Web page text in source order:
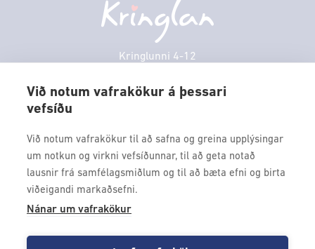
Við notum vafrakökur á þessari
vefsíðu
Við notum vafrakökur til að safna og greina upplýsingar
um notkun og virkni vefsíðunnar, til að geta notað
lausnir frá samfélagsmiðlum og til að bæta efni og birta
viðeigandi markaðsefni.
Nánar um vafrakökur
Kringlunni 4-12
kringlan@kringlan.is
Persónuverndarstefna
Borgarleikhúsið
Ævintýraland
Fimmtudagur
VERTU MEÐ
Fáðu forskot á dagskrána okkar og sértilboð með því að skrá